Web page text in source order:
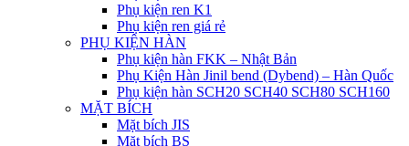
Phụ kiện ren K1
Phụ kiện ren giá rẻ
PHỤ KIỆN HÀN
Phụ kiện hàn FKK – Nhật Bản
Phụ Kiện Hàn Jinil bend (Dybend) – Hàn Quốc
Phụ kiện hàn SCH20 SCH40 SCH80 SCH160
MẶT BÍCH
Mặt bích JIS
Mặt bích BS